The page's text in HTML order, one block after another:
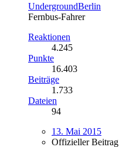
UndergroundBerlin
Fernbus-Fahrer
Reaktionen
4.245
Punkte
16.403
Beiträge
1.733
Dateien
94
13. Mai 2015
Offizieller Beitrag